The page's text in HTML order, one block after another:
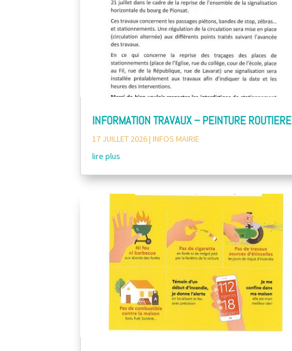
INFORMATION TRAVAUX – PEINTURE ROUTIERE
17 JUILLET 2026|INFOS MAIRIE
lire plus